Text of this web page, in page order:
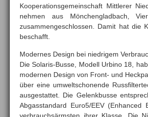
Kooperationsgemeinschaft Mittlerer
nehmen aus Mönchengladbach,
zusammengeschlossen. Damit hat die
beschafft.
Modernes Design bei niedrigem
Die Solaris-Busse, Modell Urbino 18,
modernen Design von Front- und
über eine umweltschonende
ausgestattet. Die Gelenkbusse
Abgasstandard Euro5/EEV